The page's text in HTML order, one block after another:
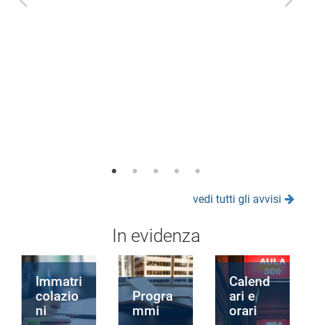
vedi tutti gli avvisi
In evidenza
Immatri
colazio
ni
Progra
mmi
Calend
ari e
orari